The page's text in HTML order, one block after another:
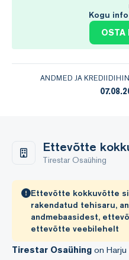
Kogu
OSTA
ANDMED JA
Ettevõtte
Tirestar Osaühing
Ettevõtte kokkuvõtte
rakendatud tehisaru,
andmebaasidest,
ettevõtte veebilehelt
Tirestar Osaühing on